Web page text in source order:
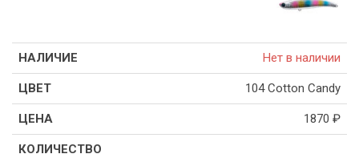
Нет в наличии
104 Cotton Candy
1870 ₽